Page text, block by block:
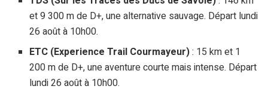
et 9 300 m de D+, une alternative sauvage. Départ lundi
26 août à 10h00.
ETC (Experience Trail Courmayeur): 15 km et 1
200 m de D+, une aventure courte mais intense. Départ
lundi 26 août à 10h00.